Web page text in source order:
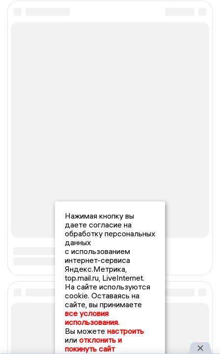
Нажимая кнопку вы
даете согласие на
обработку персональных
данных
с использованием
интернет-сервиса
Яндекс.Метрика,
top.mail.ru, LiveInternet.
На сайте используются
cookie. Оставаясь на
сайте, вы принимаете
все условия
использования.
Вы можете настроить
или отклонить и
покинуть сайт